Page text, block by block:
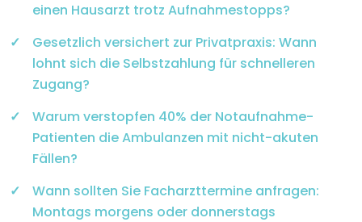
einen Hausarzt trotz Aufnahmestopps?
Gesetzlich versichert zur Privatpraxis: Wann
lohnt sich die Selbstzahlung für schnelleren
Zugang?
Warum verstopfen 40% der Notaufnahme-
Patienten die Ambulanzen mit nicht-akuten
Fällen?
Wann sollten Sie Facharzttermine anfragen:
Montags morgens oder donnerstags